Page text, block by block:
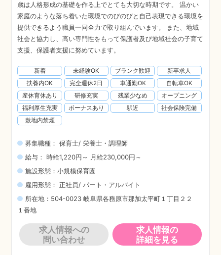
歳は人格形成の基礎を作る上でとても大切な時期です。 温かい
家庭のような落ち着いた環境でのびのびと自己表現できる環境を
提供できるよう職員一同全力で取り組んでいます。 また、地域
社会と協力し、高い専門性をもって保護者及び地域社会の子育て
支援、保護者支援に努めています。
新着 未経験OK ブランク歓迎
新卒求人
扶養内OK
完全週休2日 車通勤OK
自転車OK
産休育休あり
研修充実 残業少なめ
オープニング
福利厚生充実
ボーナスあり 駅近
社会保険完備
敷地内禁煙
募集職種： 保育士/ 栄養士・調理師
給与： 時給1,220円～ 月給230,000円～
施設形態：小規模保育園
雇用形態： 正社員/ パート・アルバイト
所在地：504-0023 岐阜県各務原市那加太平町１丁目２２
１番地
求人情報への
問い合わせ
求人情報の
詳細を見る